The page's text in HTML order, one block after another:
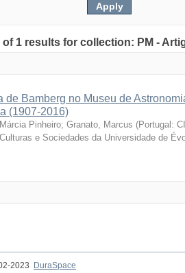
1 results for collection: PM -
de Bamberg no Museu de
(1907-2016)
Pinheiro; Granato, Marcus (Portugal:
e Sociedades da Universidade de
2023
DuraSpace